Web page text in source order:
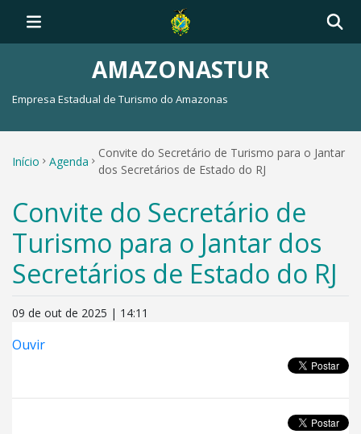
AMAZONASTUR
Empresa Estadual de Turismo do Amazonas
Início Agenda
Convite do Secretário de Turismo para o Jantar
dos Secretários de Estado do RJ
Convite do Secretário de
Turismo para o Jantar dos
Secretários de Estado do RJ
09 de out de 2025 | 14:11
Ouvir